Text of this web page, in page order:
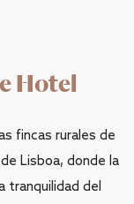
Hotel
fincas rurales de
Lisboa, donde la
tranquilidad del